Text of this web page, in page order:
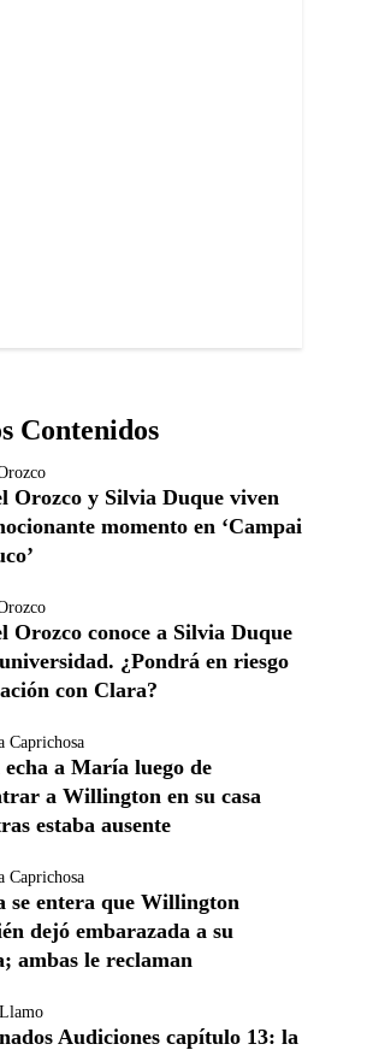
Contenidos
Orozco y Silvia Duque viven
momento en ‘Campai
Orozco conoce a Silvia Duque
¿Pondrá en riesgo
con Clara?
Caprichosa
echa a María luego de
a Willington en su casa
estaba ausente
Caprichosa
se entera que Willington
dejó embarazada a su
ambas le reclaman
Audiciones capítulo 13: la